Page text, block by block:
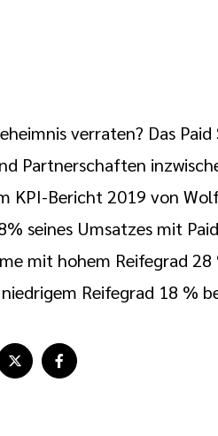
verraten? Das
Partnerschaften
KPI-Bericht 2019 von
seines Umsatzes mit
mit hohem Reifegrad
Reifegrad 18 %